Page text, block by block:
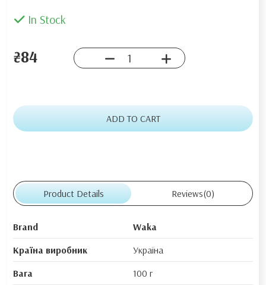
In Stock
₴84
ADD TO CART
Product Details Reviews(0)
Brand
Waka
Країна виробник
Україна
Вага
100 г